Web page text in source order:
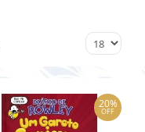
20%
OFF